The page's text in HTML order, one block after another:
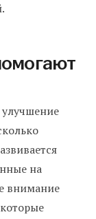
на
внимание